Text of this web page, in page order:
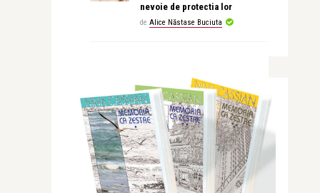
nevoie de protectia lor
de Alice Năstase Buciuta